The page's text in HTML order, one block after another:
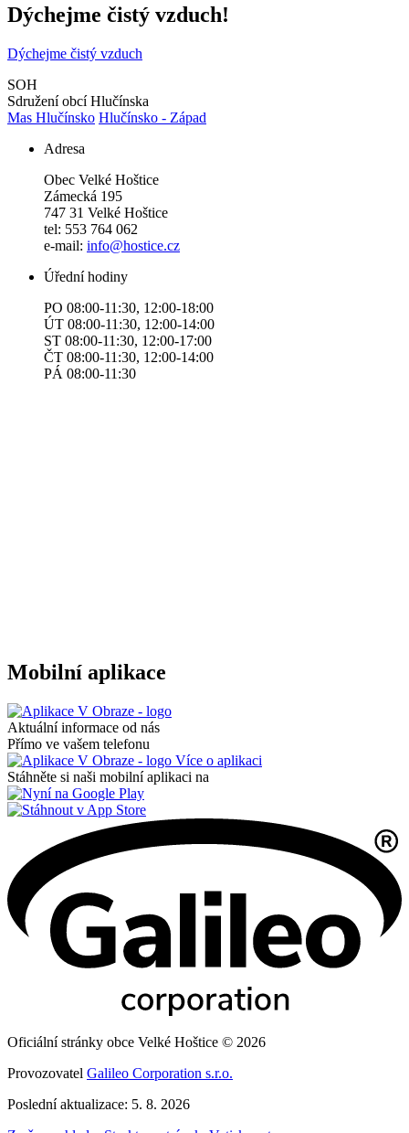
Dýchejme čistý vzduch!
Dýchejme čistý vzduch
SOH
Sdružení obcí Hlučínska
Mas Hlučínsko Hlučínsko - Západ
Adresa
Obec Velké Hoštice
Zámecká 195
747 31 Velké Hoštice
tel: 553 764 062
e-mail: info@hostice.cz
Úřední hodiny
PO 08:00-11:30, 12:00-18:00
ÚT 08:00-11:30, 12:00-14:00
ST 08:00-11:30, 12:00-17:00
ČT 08:00-11:30, 12:00-14:00
​​​​PÁ 08:00-11:30
Mobilní aplikace
Aktuální informace od nás
Přímo ve vašem telefonu
Více o aplikaci
Stáhněte si naši mobilní aplikaci na
Oficiální stránky obce Velké Hoštice © 2026
Provozovatel Galileo Corporation s.r.o.
Poslední aktualizace: 5. 8. 2026